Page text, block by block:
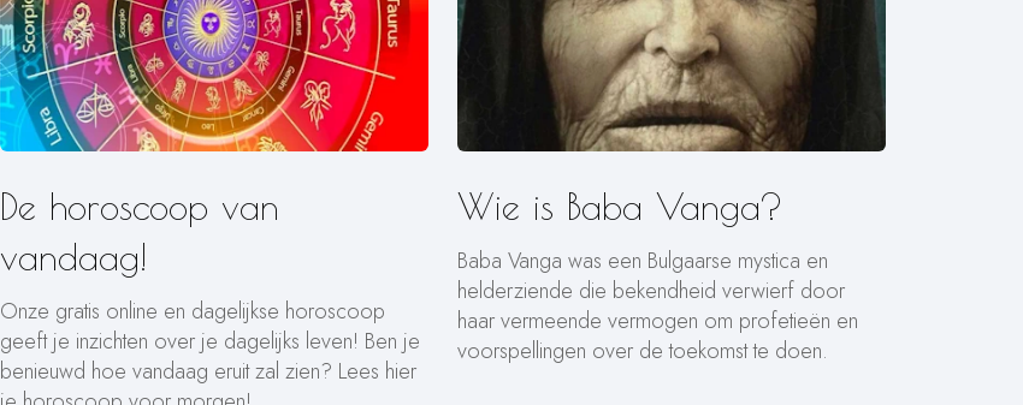
De horoscoop van
vandaag!
Onze gratis online en dagelijkse horoscoop
geeft je inzichten over je dagelijks leven! Ben je
benieuwd hoe vandaag eruit zal zien? Lees hier
Wie is Baba Vanga?
Baba Vanga was een Bulgaarse mystica en
helderziende die bekendheid verwierf door
haar vermeende vermogen om profetieën en
voorspellingen over de toekomst te doen.